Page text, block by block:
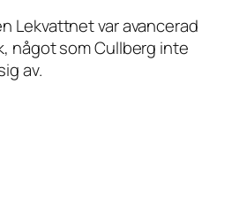
Lekvattnetvar avancerad
något som Cullberg inte
av.